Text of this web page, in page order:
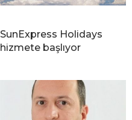
SunExpress Holidays
hizmete başlıyor